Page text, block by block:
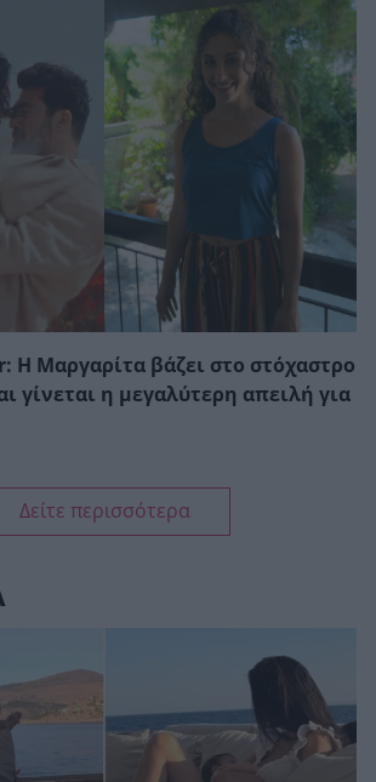
Η Μαργαρίτα βάζει στο στόχαστρο
γίνεται η μεγαλύτερη απειλή για
Δείτε περισσότερα